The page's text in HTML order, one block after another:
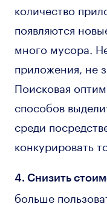
количество
появляются
много мусора.
приложения, не
Поисковая
способов
среди
конкурировать
4. Снизить
больше